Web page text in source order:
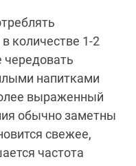
количестве 1-2
напитками
выраженный
обычно заметны
свежее,
частота